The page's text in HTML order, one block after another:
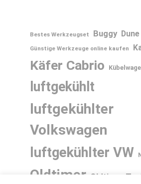
Bestes Werkzeugset Buggy
Günstige Werkzeuge online kaufen
Käfer Cabrio
luftgekühlt
luftgekühlter
Volkswagen
luftgekühlter VW
Oldtimer Oldtimer